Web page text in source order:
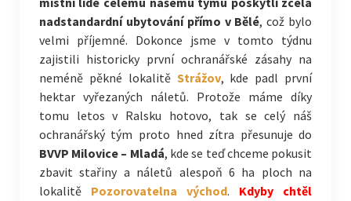
nadstandardní ubytování přímo v Bělé, což bylo
velmi příjemné. Dokonce jsme v tomto týdnu
zajistili historicky první ochranářské zásahy na
neméně pěkné lokalitě Strážov, kde padl první
hektar vyřezaných náletů. Protože máme díky
tomu letos v Ralsku hotovo, tak se celý náš
ochranářský tým proto hned zítra přesunuje do
BVVP Milovice – Mladá, kde se teď chceme pokusit
zbavit stařiny a náletů alespoň 6 ha ploch na
lokalitě Pozorovatelna východ.
Kdyby chtěl